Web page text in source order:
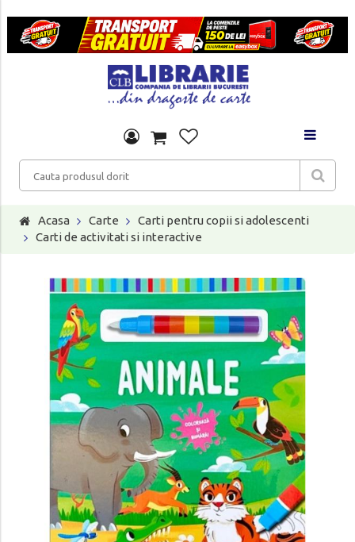
Acasa Carte
Carti pentru copii si adolescenti
Carti de activitati si interactive